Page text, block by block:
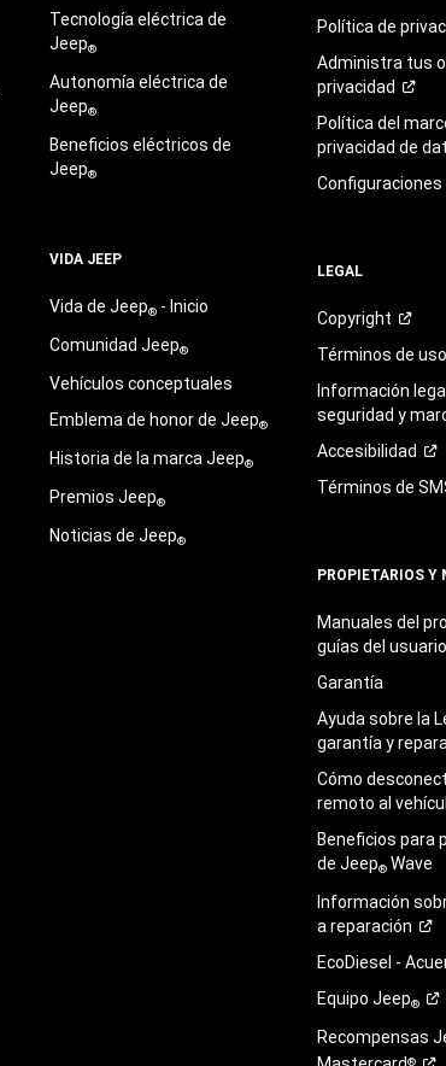
Tecnología eléctrica de
Jeep®
Autonomía eléctrica de
Jeep®
Beneficios eléctricos de
Jeep®
VIDA JEEP
Vida de Jeep®- Inicio
Comunidad Jeep®
Vehículos conceptuales
Emblema de honor de Jeep®
Historia de la marca Jeep®
Premios Jeep®
Noticias de Jeep®
Política de
Administra tus
privacidad
Política del
privacidad de
Configuraciones
LEGAL
Copyright
Términos deuso
Información
seguridad y
Accesibilidad
Términos de
PROPIETARIOS Y
Manuales del
guías delusuario
Garantía
Ayuda sobre la
garantía y
Cómo
remoto al
Beneficios para
de Jeep® Wave
Información
areparación
EcoDiesel -
Equipo Jeep®
Recompensas
®